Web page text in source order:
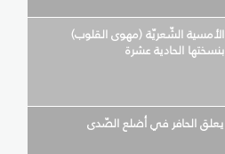
الأمسية الشّعريّة (مهوى القلوب)
بنسختها الحادية عشرة
يعلق الحافر في أضلع الصّدى